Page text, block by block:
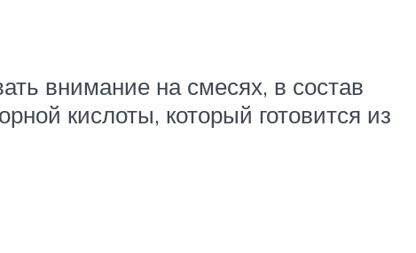
внимание на смесях, в состав
кислоты, который готовится из